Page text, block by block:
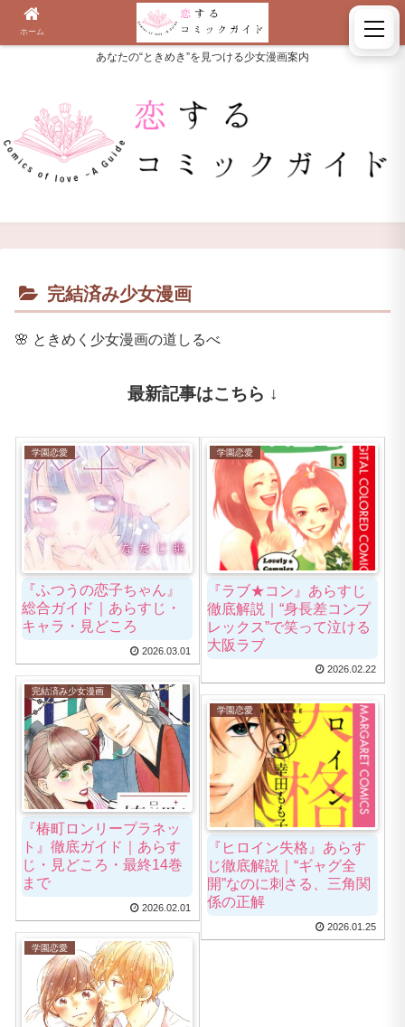
あなたの“ときめき”を見つける少女漫画案内
完結済み少女漫画
🌸 ときめく少女漫画の道しるべ
最新記事はこちら ↓
学園恋愛
『ふつうの恋子ちゃん』
総合ガイド｜あらすじ・
キャラ・見どころ
2026.03.01
学園恋愛
『ラブ★コン』あらすじ
徹底解説｜“身長差コンプ
レックス”で笑って泣ける
大阪ラブ
2026.02.22
完結済み少女漫画
『椿町ロンリープラネッ
ト』徹底ガイド｜あらす
じ・見どころ・最終14巻
まで
2026.02.01
学園恋愛
『ヒロイン失格』あらす
じ徹底解説｜“ギャグ全
開”なのに刺さる、三角関
係の正解
2026.01.25
学園恋愛
ホーム 検索